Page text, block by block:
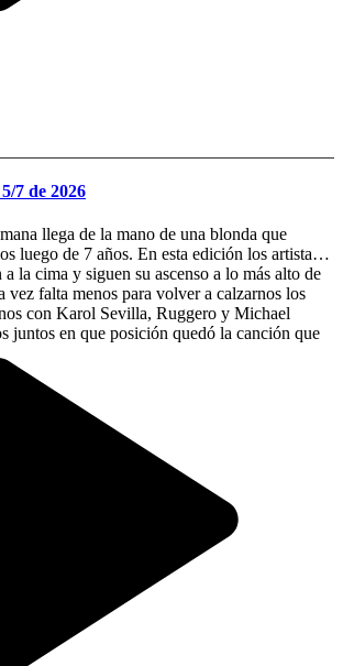
7 de 2026
llega de la mano de una blonda que
luego de 7 años. En esta edición los artistas
a la cima y siguen su ascenso a lo más alto de
vez falta menos para volver a calzarnos los
con Karol Sevilla, Ruggero y Michael
juntos en que posición quedó la canción que